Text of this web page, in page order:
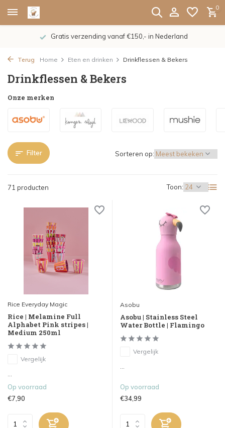
0
De nieuwe collecties zijn binnen, shoppen maar!
Terug Home Eten en drinken Drinkflessen & Bekers
Drinkflessen & Bekers
Onze merken
Filter
71 producten Toon:
Sorteren op:
Rice Everyday Magic
Rice | Melamine Full
Alphabet Pink stripes |
Medium 250ml
Vergelijk
Op voorraad
€7,90
Asobu
Asobu | Stainless Steel
Water Bottle | Flamingo
Vergelijk
Op voorraad
€34,99